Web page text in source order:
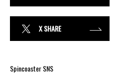
X SHARE
Spincoaster SNS